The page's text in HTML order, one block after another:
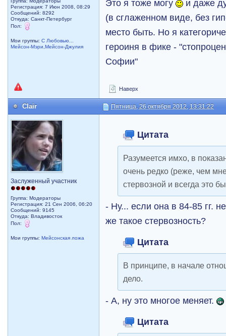
Регистрация: 7 Июн 2008, 08:29
Сообщений: 8292
Откуда: Санкт-Петербург
Пол:
Мои группы:С Любовью...
Мейсон-Мэри,Мейсон-Джулия
Это я тоже могу
и даже
(в сглаженном виде, без
место быть. Но я
героиня в фике -
Софии"
Наверх
Clair Пятница, 26 октября 2012, 13:31:22
Заслуженный участник
Группа: Модераторы
Регистрация: 21 Сен 2006, 06:20
Сообщений: 9145
Откуда: Владивосток
Пол:
Мои группы:Мейсонская ложа
Цитата
Разумеется имхо, в
очень редко (реже, чем
стервозной и всегда это
- Ну... если она в 84-85 гг.
же такое стервозность?
Цитата
В принципе, в начале
дело.
- А, ну это многое меняет.
Цитата